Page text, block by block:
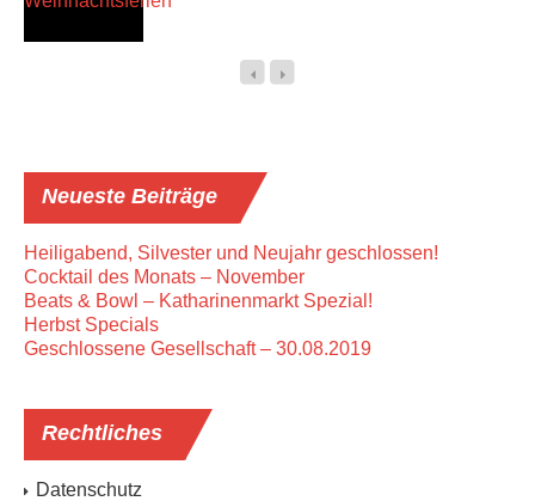
Neueste Beiträge
Heiligabend, Silvester und Neujahr geschlossen!
Cocktail des Monats – November
Beats & Bowl – Katharinenmarkt Spezial!
Herbst Specials
Geschlossene Gesellschaft – 30.08.2019
Rechtliches
Datenschutz